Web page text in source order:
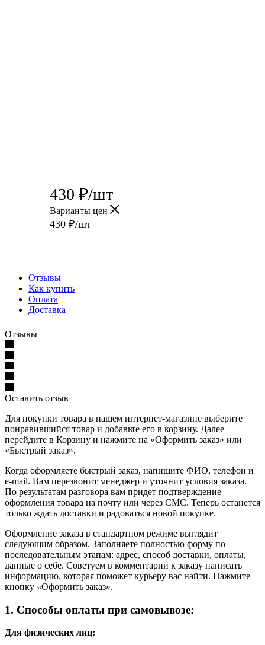
430 ₽/шт
Варианты цен
430 ₽/шт
Отзывы
Как купить
Оплата
Доставка
Отзывы
Оставить отзыв
Для покупки товара в нашем интернет-магазине выберите
понравившийся товар и добавьте его в корзину. Далее
перейдите в Корзину и нажмите на «Оформить заказ» или
«Быстрый заказ».
Когда оформляете быстрый заказ, напишите ФИО, телефон и
e-mail. Вам перезвонит менеджер и уточнит условия заказа.
По результатам разговора вам придет подтверждение
оформления товара на почту или через СМС. Теперь останется
только ждать доставки и радоваться новой покупке.
Оформление заказа в стандартном режиме выглядит
следующим образом. Заполняете полностью форму по
последовательным этапам: адрес, способ доставки, оплаты,
данные о себе. Советуем в комментарии к заказу написать
информацию, которая поможет курьеру вас найти. Нажмите
кнопку «Оформить заказ».
1. Способы оплаты при самовывозе:
Для физических лиц: